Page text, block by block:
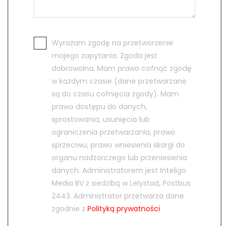
Wyrażam zgodę na przetworzenie
mojego zapytania. Zgoda jest
dobrowolna. Mam prawo cofnąć zgodę
w każdym czasie (dane przetwarzane
są do czasu cofnięcia zgody). Mam
prawo dostępu do danych,
sprostowania, usunięcia lub
ograniczenia przetwarzania, prawo
sprzeciwu, prawo wniesienia skargi do
organu nadzorczego lub przeniesienia
danych. Administratorem jest Inteligo
Media BV z siedzibą w Lelystad, Postbus
2443. Administrator przetwarza dane
zgodnie z Polityką prywatności